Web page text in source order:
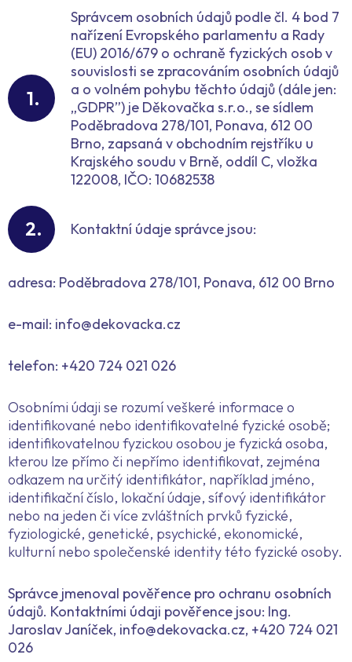
Správcem osobních údajů podle čl. 4 bod 7
nařízení Evropského parlamentu a Rady
(EU) 2016/679 o ochraně fyzických osob v
souvislosti se zpracováním osobních údajů
a o volném pohybu těchto údajů (dále jen:
„GDPR”) je Děkovačka s.r.o., se sídlem
Poděbradova 278/101, Ponava, 612 00
Brno, zapsaná v obchodním rejstříku u
Krajského soudu v Brně, oddíl C, vložka
122008, IČO: 10682538
Kontaktní údaje správce jsou:
adresa: Poděbradova 278/101, Ponava, 612 00 Brno
e-mail: info@dekovacka.cz
telefon: +420 724 021 026
Osobními údaji se rozumí veškeré informace o
identifikované nebo identifikovatelné fyzické osobě;
identifikovatelnou fyzickou osobou je fyzická osoba,
kterou lze přímo či nepřímo identifikovat, zejména
odkazem na určitý identifikátor, například jméno,
identifikační číslo, lokační údaje, síťový identifikátor
nebo na jeden či více zvláštních prvků fyzické,
fyziologické, genetické, psychické, ekonomické,
kulturní nebo společenské identity této fyzické osoby.
Správce jmenoval pověřence pro ochranu osobních
údajů. Kontaktními údaji pověřence jsou: Ing.
Jaroslav Janíček, info@dekovacka.cz, +420 724 021
026